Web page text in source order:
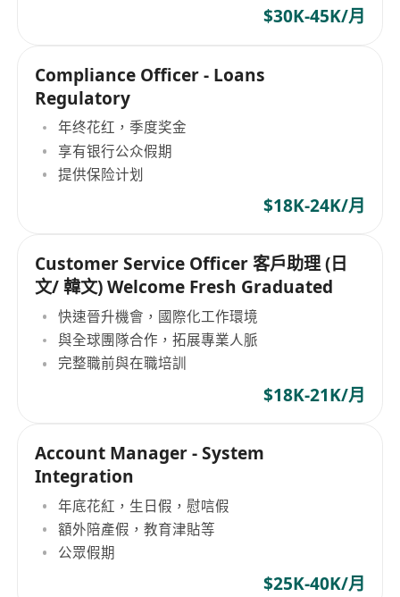
$30K-45K/月
Compliance Officer - Loans
Regulatory
年终花红，季度奖金
享有银行公众假期
提供保险计划
$18K-24K/月
Customer Service Officer 客戶助理 (日
文/ 韓文) Welcome Fresh Graduated
快速晉升機會，國際化工作環境
與全球團隊合作，拓展專業人脈
完整職前與在職培訓
$18K-21K/月
Account Manager - System
Integration
年底花紅，生日假，慰唁假
額外陪產假，教育津貼等
公眾假期
$25K-40K/月